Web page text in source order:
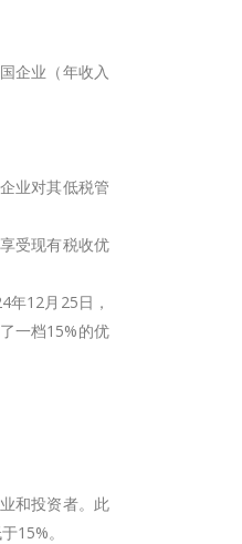
企业（年收入
业对其低税管
受现有税收优
年12月25日，
一档15%的优
和投资者。此
15%。